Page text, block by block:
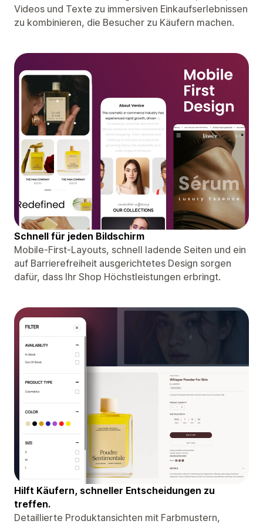
Videos und Texte zu immersiven Einkaufserlebnissen
zu kombinieren, die Besucher zu Käufern machen.
Schnell für jeden Bildschirm
Mobile-First-Layouts, schnell ladende Seiten und ein
auf Barrierefreiheit ausgerichtetes Design sorgen
dafür, dass Ihr Shop Höchstleistungen erbringt.
Hilft Käufern, schneller Entscheidungen zu
treffen.
Detaillierte Produktansichten mit Farbmustern,